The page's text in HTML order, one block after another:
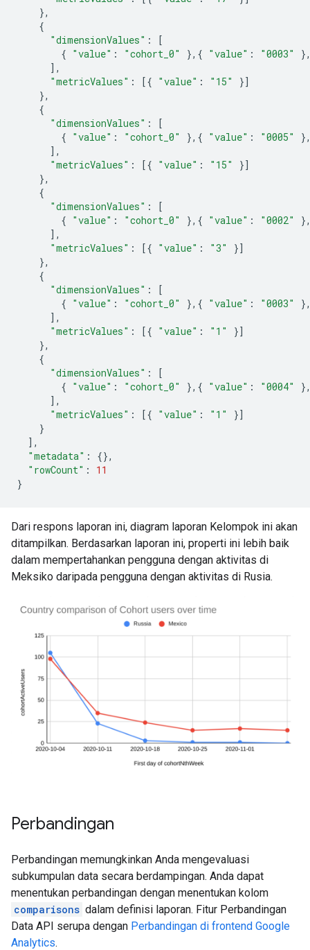
},
{
"dimensionValues" :
[
{ "value" : "cohort_0" },{ "value" : "0003"
],
"metricValues" : [{ "value" : "15"
}]
},
{
"dimensionValues" :
[
{ "value" : "cohort_0" },{ "value" : "0005"
],
"metricValues" : [{ "value" : "15"
}]
},
{
"dimensionValues" :
[
{ "value" : "cohort_0" },{ "value" : "0002"
],
"metricValues" : [{ "value" : "3"
}]
},
{
"dimensionValues" :
[
{ "value" : "cohort_0" },{ "value" : "0003"
],
"metricValues" : [{ "value" : "1"
}]
},
{
"dimensionValues" :
[
{ "value" : "cohort_0" },{ "value" : "0004"
],
"metricValues" : [{ "value" : "1"
}]
}
],
"metadata" :
{},
"rowCount" :
11
}
Dari respons laporan ini, diagram laporan Kelompok ini akan
ditampilkan. Berdasarkan laporan ini, properti ini lebih baik
dalam mempertahankan pengguna dengan aktivitas di
Meksiko daripada pengguna dengan aktivitas di Rusia.
Perbandingan
Perbandingan memungkinkan Anda mengevaluasi
subkumpulan data secara berdampingan. Anda dapat
menentukan perbandingan dengan menentukan kolom
comparisons dalam definisi laporan. Fitur Perbandingan
Data API serupa dengan Perbandingan di frontend Google
Analytics.